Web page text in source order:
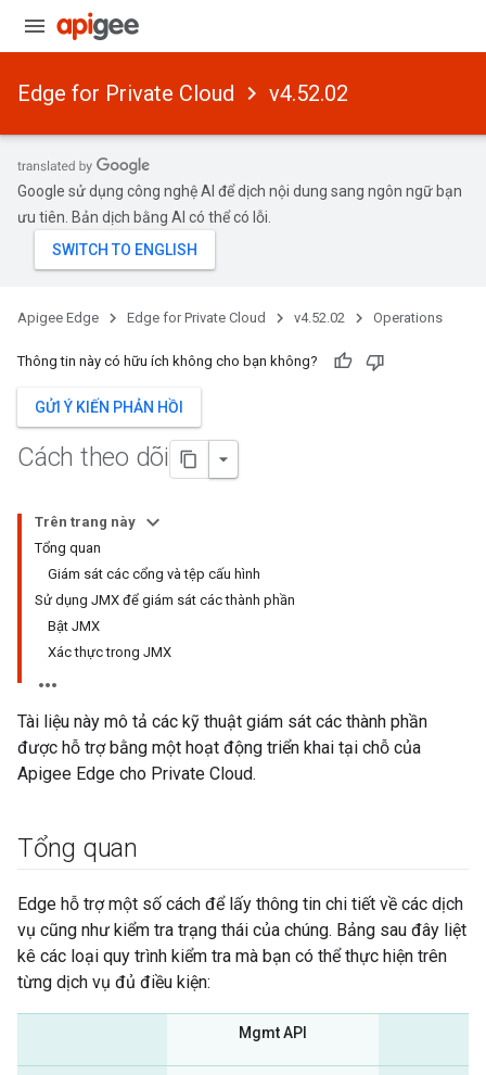
Edge for Private Cloud v4.52.02
Google sử dụng công nghệ AI để dịch nội dung sang ngôn ngữ bạn
ưu tiên. Bản dịch bằng AI có thể có lỗi.
Apigee Edge Edge for Private Cloud v4.52.02 Operations
Thông tin này có hữu ích không cho bạn không?
GỬI Ý KIẾN PHẢN HỒI
Cách theo dõi
Trên trang này
Tổng quan
Giám sát các cổng và tệp cấu hình
Sử dụng JMX để giám sát các thành phần
Bật JMX
Xác thực trong JMX
Tài liệu này mô tả các kỹ thuật giám sát các thành phần
được hỗ trợ bằng một hoạt động triển khai tại chỗ của
Apigee Edge cho Private Cloud.
Tổng quan
Edge hỗ trợ một số cách để lấy thông tin chi tiết về các dịch
vụ cũng như kiểm tra trạng thái của chúng. Bảng sau đây liệt
kê các loại quy trình kiểm tra mà bạn có thể thực hiện trên
từng dịch vụ đủ điều kiện:
Mgmt API